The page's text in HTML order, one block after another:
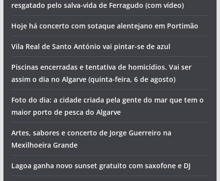
resgatado pelo salva-vida de Ferragudo (com vídeo)
Hoje há concerto com sotaque alentejano em Portimão
Vila Real de Santo António vai pintar-se de azul
Piscinas encerradas e tentativa de homicídios. Vai ser
assim o dia no Algarve (quinta-feira, 6 de agosto)
Foto do dia: a cidade criada pela gente do mar que tem o
maior porto de pesca do Algarve
Artes, sabores e concerto de Jorge Guerreiro na
Mexilhoeira Grande
Lagoa ganha novo sunset gratuito com saxofone e DJ